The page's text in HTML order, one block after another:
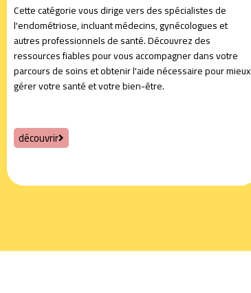
Cette catégorie vous dirige vers des spécialistes de
l'endométriose, incluant médecins, gynécologues et
autres professionnels de santé. Découvrez des
ressources fiables pour vous accompagner dans votre
parcours de soins et obtenir l'aide nécessaire pour mieux
gérer votre santé et votre bien-être.
découvrir